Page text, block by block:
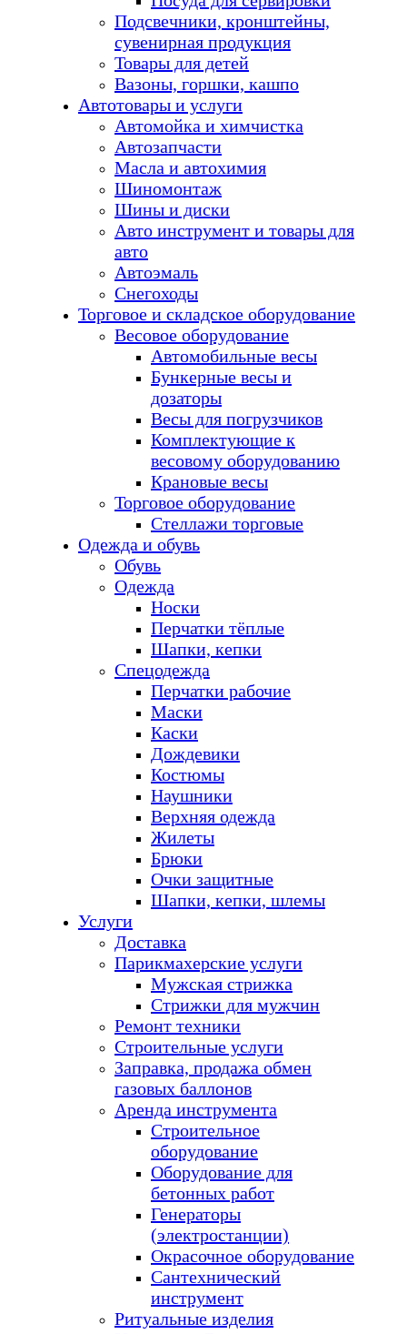
Подсвечники, кронштейны,
сувенирная продукция
Товары для детей
Вазоны, горшки, кашпо
Автотовары и услуги
Автомойка и химчистка
Автозапчасти
Масла и автохимия
Шиномонтаж
Шины и диски
Авто инструмент и товары для
авто
Автоэмаль
Снегоходы
Торговое и складское оборудование
Весовое оборудование
Автомобильные весы
Бункерные весы и
дозаторы
Весы для погрузчиков
Комплектующие к
весовому оборудованию
Крановые весы
Торговое оборудование
Стеллажи торговые
Одежда и обувь
Обувь
Одежда
Носки
Перчатки тёплые
Шапки, кепки
Спецодежда
Перчатки рабочие
Маски
Каски
Дождевики
Костюмы
Наушники
Верхняя одежда
Жилеты
Брюки
Очки защитные
Шапки, кепки, шлемы
Услуги
Доставка
Парикмахерские услуги
Мужская стрижка
Стрижки для мужчин
Ремонт техники
Строительные услуги
Заправка, продажа обмен
газовых баллонов
Аренда инструмента
Строительное
оборудование
Оборудование для
бетонных работ
Генераторы
(электростанции)
Окрасочное оборудование
Сантехнический
инструмент
Ритуальные изделия